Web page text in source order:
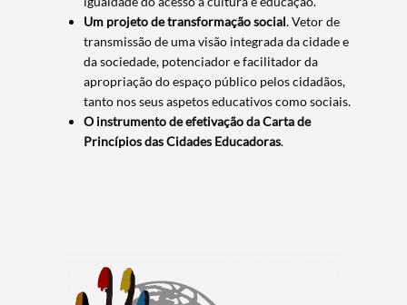
Search term
Categories
Um projeto de transformação social. Vetor de
transmissão de uma visão integrada da cidade e
da sociedade, potenciador e facilitador da
apropriação do espaço público pelos cidadãos,
tanto nos seus aspetos educativos como sociais.
O instrumento de efetivação da Carta de
Princípios das Cidades Educadoras.